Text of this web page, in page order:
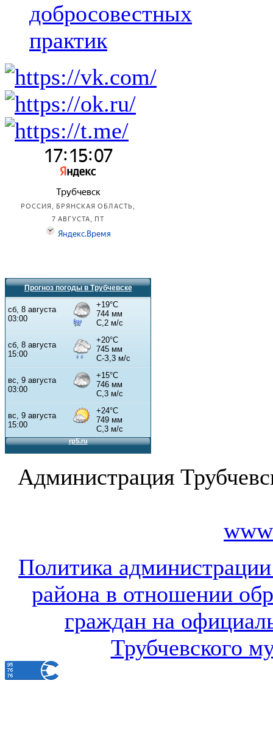
добросовестных
практик
Прогноз погоды в Трубчевске
Администрация
Политика
района в отношении
граждан на
Трубчевского